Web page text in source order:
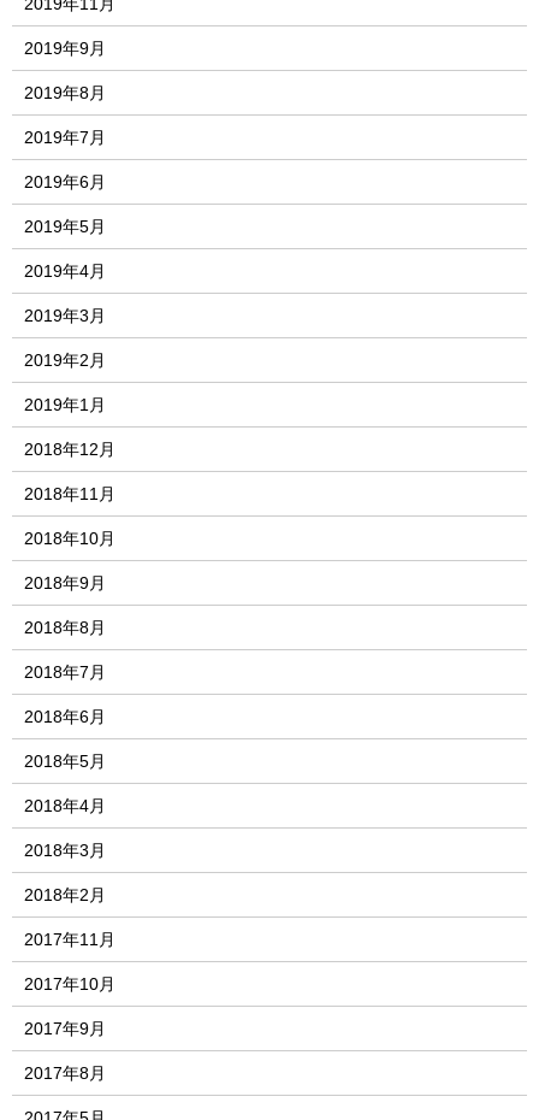
2019年9月
2019年8月
2019年7月
2019年6月
2019年5月
2019年4月
2019年3月
2019年2月
2019年1月
2018年12月
2018年11月
2018年10月
2018年9月
2018年8月
2018年7月
2018年6月
2018年5月
2018年4月
2018年3月
2018年2月
2017年11月
2017年10月
2017年9月
2017年8月